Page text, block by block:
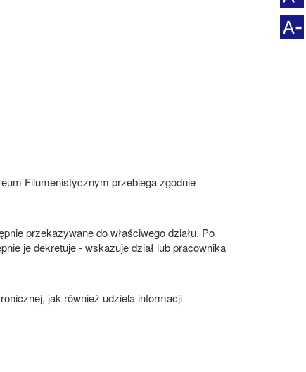
Filumenistycznym przebiega zgodnie
przekazywane do właściwego działu. Po
je dekretuje - wskazuje dział lub pracownika
jak również udziela informacji